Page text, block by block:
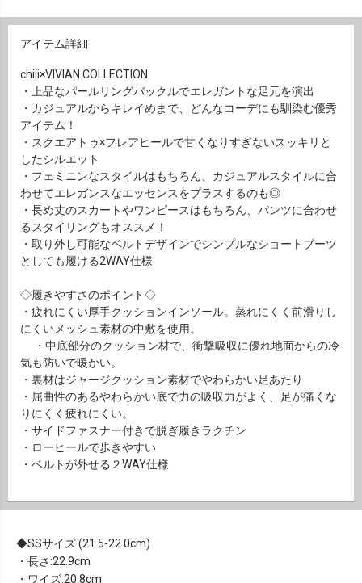
アイテム詳細
chiii×VIVIAN COLLECTION
・上品なパールリングバックルでエレガントな足元を演出
・カジュアルからキレイめまで、どんなコーデにも馴染む優秀
アイテム！
・スクエアトゥ×フレアヒールで甘くなりすぎないスッキリと
したシルエット
・フェミニンなスタイルはもちろん、カジュアルスタイルに合
わせてエレガンスなエッセンスをプラスするのも◎
・長め丈のスカートやワンピースはもちろん、パンツに合わせ
るスタイリングもオススメ！
・取り外し可能なベルトデザインでシンプルなショートブーツ
としても履ける2WAY仕様
◇履きやすさのポイント◇
・疲れにくい厚手クッションインソール。蒸れにくく前滑りし
にくいメッシュ素材の中敷を使用。
・中底部分のクッション材で、衝撃吸収に優れ地面からの冷
気も防いで暖かい。
・裏材はジャージクッション素材でやわらかい足あたり
・屈曲性のあるやわらかい底で力の吸収力がよく、足が痛くな
りにくく疲れにくい。
・サイドファスナー付きで脱ぎ履きラクチン
・ローヒールで歩きやすい
・ベルトが外せる２WAY仕様
SSサイズ (21.5-22.0cm)
・長さ:22.9cm
・ワイズ:20.8cm